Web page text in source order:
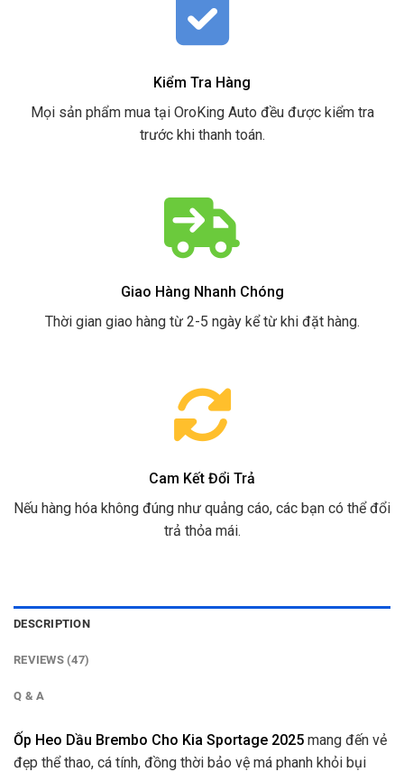
Kiểm Tra Hàng
Mọi sản phẩm mua tại OroKing Auto đều được kiểm tra
trước khi thanh toán.
Giao Hàng Nhanh Chóng
Thời gian giao hàng từ 2-5 ngày kể từ khi đặt hàng.
Cam Kết Đổi Trả
Nếu hàng hóa không đúng như quảng cáo, các bạn có thể đổi
trả thỏa mái.
DESCRIPTION
REVIEWS (47)
Q & A
Ốp Heo Dầu Brembo Cho Kia Sportage 2025 mang đến vẻ
đẹp thể thao, cá tính, đồng thời bảo vệ má phanh khỏi bụi